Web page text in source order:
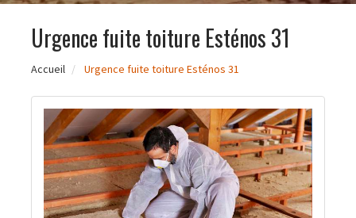
Urgence fuite toiture Esténos 31
Accueil Urgence fuite toiture Esténos 31